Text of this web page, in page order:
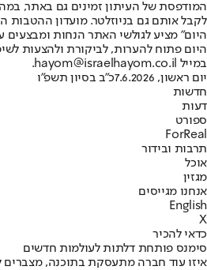
המודפסת של העיתון זמינים גם באתר,
לקבל אותם גם בניוזלטר. מועדון ההטבות
היום" מציע לגולשי האתר הנחות ומבצעים
היום פתוח להערות, לביקורת ולהצעות
במייל hayom@israelhayom.co.il.
יום ראשון, 7.6.2026
כ"ב בסיון תשפ"ו
חדשות
דעות
ספורט
ForReal
תרבות ובידור
אוכל
מגזין
אנחנו מגייסים
English
X
כדאי להכיר
סימנס פותחת דלתות לעולמות חדשים
איזו עוד חברה מתעסקת בתוכנה, מצברים